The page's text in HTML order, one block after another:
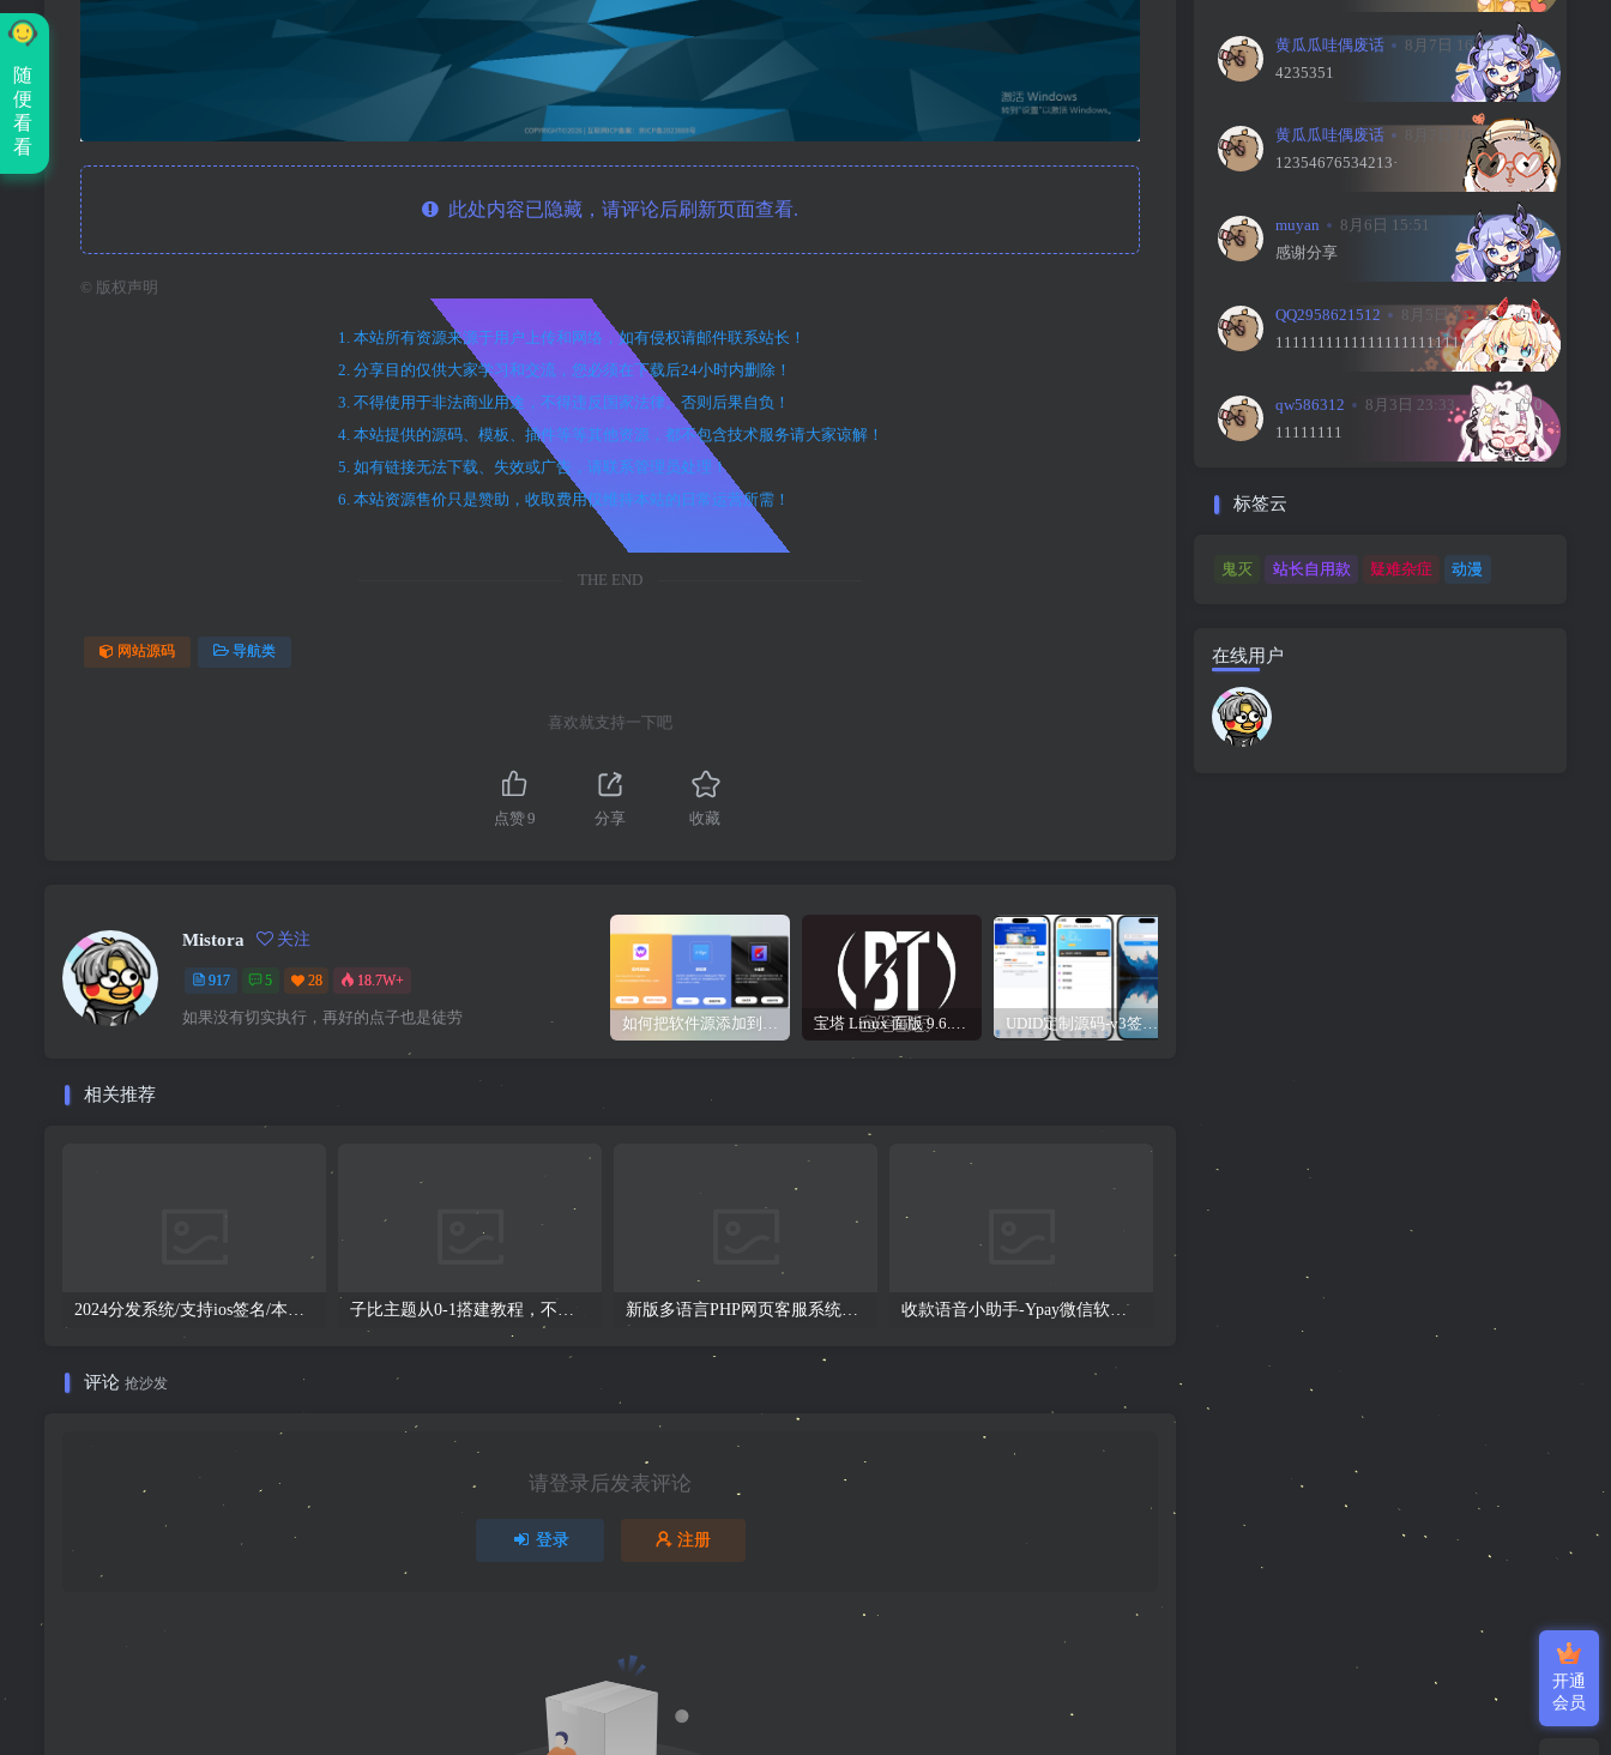
此处内容已隐藏，请评论后刷新页面查看.
© 版权声明
1. 本站所有资源来源于用户上传和网络，如有侵权请邮件联系站长！
2. 分享目的仅供大家学习和交流，您必须在下载后24小时内删除！
3. 不得使用于非法商业用途，不得违反国家法律。否则后果自负！
4. 本站提供的源码、模板、插件等等其他资源，都不包含技术服务请大家谅解！
5. 如有链接无法下载、失效或广告，请联系管理员处理！
6. 本站资源售价只是赞助，收取费用仅维持本站的日常运营所需！
THE END
网站源码 导航类
喜欢就支持一下吧
点赞9 分享 收藏
Mistora 关注
917 5 28 18.7W+
如果没有切实执行，再好的点子也是徒劳 如何把软件源添加到签名工具，保姆级教学，小白都能学会！ 宝塔 Linux 面版 9.6.0 企业版/开心版详细教程，保姆级教学 UDID定制源码-v3签名站-集成“软件源”功能以及支持上传“免费证书”自签
相关推荐
2024分发系统/支持ios签名/本地签名/仿第八区/支持上传EXE/免签封装 子比主题从0-1搭建教程，不是源码仅供观看即可！ 新版多语言PHP网页客服系统，带提示音支持多种嵌入方式 收款语音小助手-Ypay微信软件版专用，长期稳定需配合挂机宝/云电脑
评论 抢沙发
请登录后发表评论
登录 注册
黄瓜瓜哇偶废话 8月7日 16:12
0
4235351
黄瓜瓜哇偶废话 8月7日 16:11
0
12354676534213·
muyan 8月6日 15:51
0
感谢分享
QQ2958621512 8月5日 15:23
0
111111111111111111111111
qw586312 8月3日 23:33
0
11111111
标签云
鬼灭 站长自用款 疑难杂症 动漫
在线用户
开通
会员
随
便
看
看